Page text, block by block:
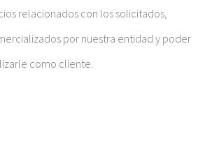
relacionados con los solicitados,
por nuestra entidad y poder
como cliente.